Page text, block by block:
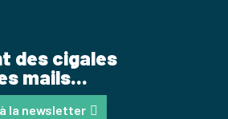
des cigales
mails...
la newsletter